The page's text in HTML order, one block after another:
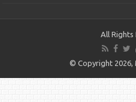
All Rights
© Copyright 2026,